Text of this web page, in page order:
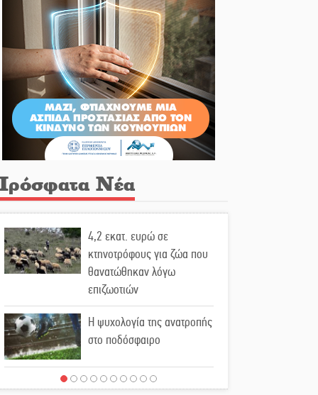
Νέα
4,2 εκατ. ευρώ σε
κτηνοτρόφους για ζώα που
θανατώθηκαν λόγω
επιζωοτιών
Η ψυχολογία της ανατροπής
στο ποδόσφαιρο
Ένα «ταξίδι» τέχνης και